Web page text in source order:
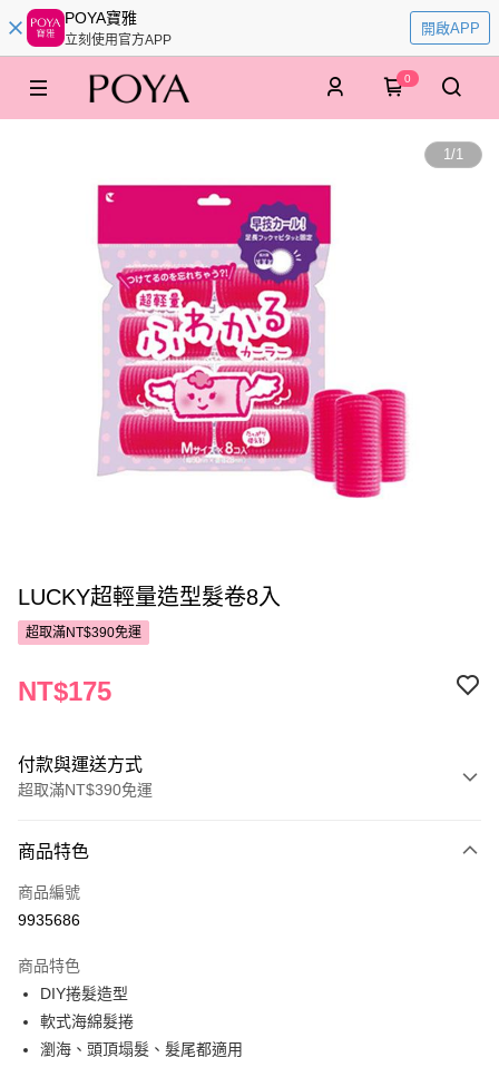
POYA寶雅
立刻使用官方APP
開啟APP
0
1/1
LUCKY超輕量造型髮卷8入
超取滿NT$390免運
NT$175
付款與運送方式
超取滿NT$390免運
POYA支付
信用卡一次付款
LINE Pay
Apple Pay
商品特色
商品編號
9935686
商品特色
DIY捲髮造型
軟式海綿髮捲
瀏海、頭頂塌髮、髮尾都適用